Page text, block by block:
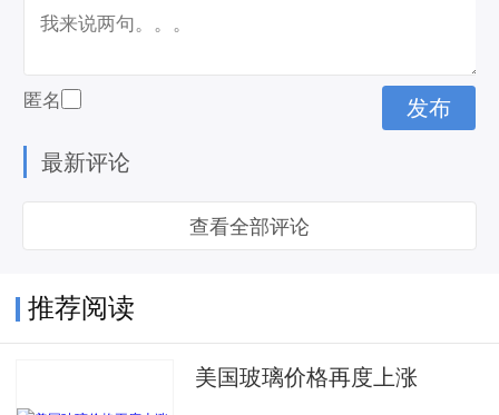
匿名
最新评论
查看全部评论
推荐阅读
美国玻璃价格再度上涨